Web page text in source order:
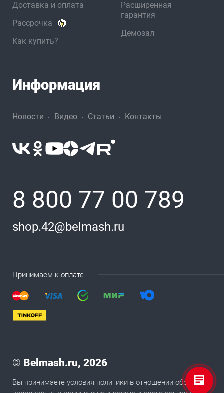
Доставка и оплата
Рассрочка
Как купить?
Расширенная
гарантия
Демозал
Информация
Новости Видео Статьи Контакты
8 800 77 00 789
shop.42@belmash.ru
Принимаем к оплате
© Belmash.ru, 2026
Вы принимаете условия политики в отношении обработки